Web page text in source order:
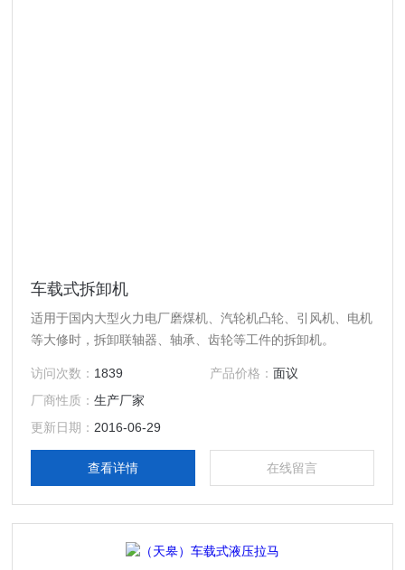
车载式拆卸机
适用于国内大型火力电厂磨煤机、汽轮机凸轮、引风机、电机
等大修时，拆卸联轴器、轴承、齿轮等工件的拆卸机。
访问次数： 1839 产品价格： 面议
厂商性质：生产厂家
更新日期： 2016-06-29
查看详情 在线留言